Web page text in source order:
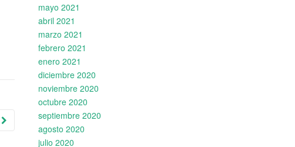
mayo 2021
abril 2021
marzo 2021
febrero 2021
enero 2021
diciembre 2020
noviembre 2020
octubre 2020
septiembre 2020
agosto 2020
julio 2020